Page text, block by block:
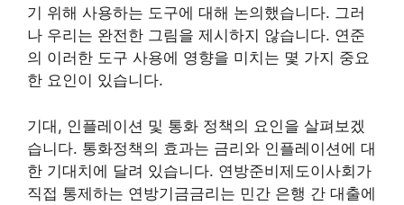
기 위해 사용하는 도구에 대해 논의했습니다. 그러
나 우리는 완전한 그림을 제시하지 않습니다. 연준
의 이러한 도구 사용에 영향을 미치는 몇 가지 중요
한 요인이 있습니다.
기대, 인플레이션 및 통화 정책의 요인을 살펴보겠
습니다. 통화정책의 효과는 금리와 인플레이션에 대
한 기대치에 달려 있습니다. 연방준비제도이사회가
직접 통제하는 연방기금금리는 민간 은행 간 대출에